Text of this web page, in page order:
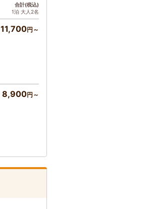
合計(税込)
1泊 大人2名
11,700円～
8,900円～